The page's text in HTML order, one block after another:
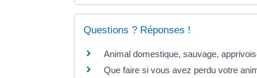
Questions ? Réponses !
Animal domestique, sauvage,
Que faire si vous avez perdu votre